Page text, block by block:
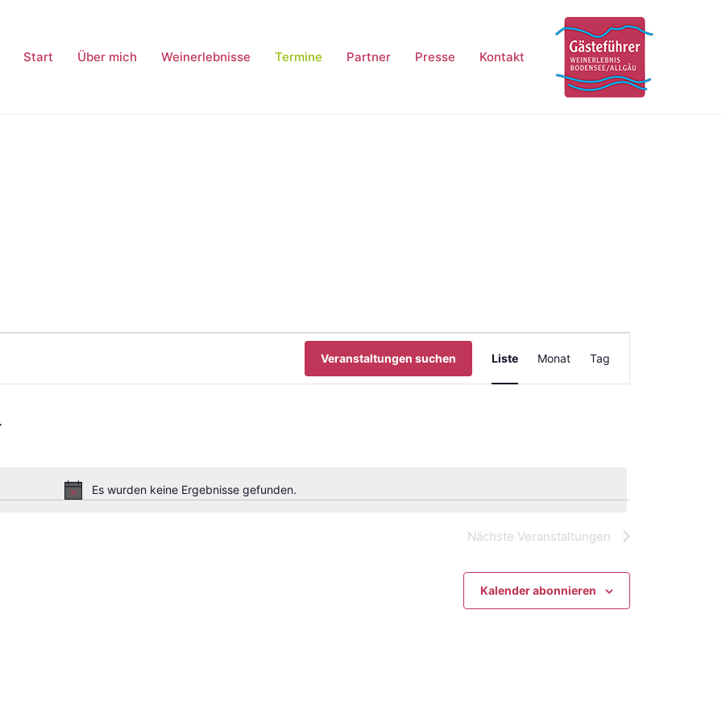
Start Über mich Weinerlebnisse Termine Partner Presse Kontakt
Hinweis
Es wurden keine Ergebnisse gefunden.
Veranstaltungen suchen Liste Monat Tag
Nächste Veranstaltungen
Kalender abonnieren